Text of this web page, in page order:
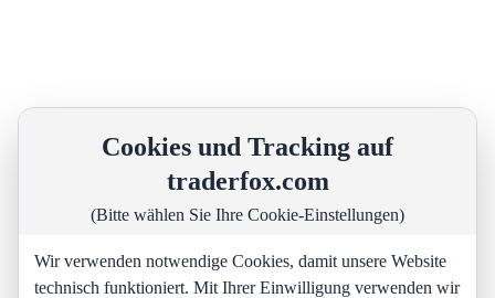
Cookies und Tracking auf
traderfox.com
(Bitte wählen Sie Ihre Cookie-Einstellungen)
Wir verwenden notwendige Cookies, damit unsere Website
technisch funktioniert. Mit Ihrer Einwilligung verwenden wir